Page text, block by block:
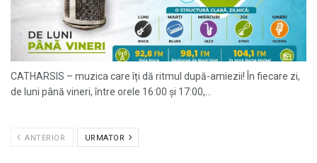
CATHARSIS – muzica care îți dă ritmul după-amiezii! În fiecare zi,
de luni până vineri, între orele 16:00 și 17:00,...
ANTERIOR URMATOR